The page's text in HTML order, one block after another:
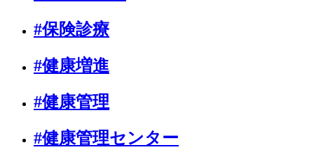
#保険診療
#健康増進
#健康管理
#健康管理センター